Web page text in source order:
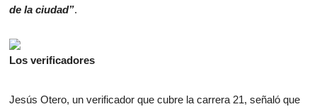
de la ciudad”.
Los verificadores
Jesús Otero, un verificador que cubre la carrera 21, señaló que